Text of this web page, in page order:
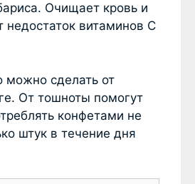
Очищает кровь и
недостаток витаминов C
можно сделать от
От тошноты помогут
конфетами не
штук в течение дня